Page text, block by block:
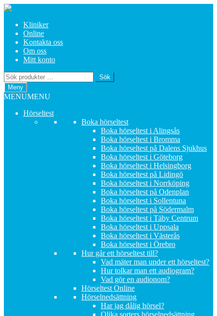
Hoppa
navigering
Hoppa
innehållKliniker
Online
Kontakta oss
Om oss
Mitt konto
Sök
efter:
Sök
Meny
MENUMENU
Hörseltest
Boka hörseltest
Boka hörseltest i Alingsås
Boka hörseltest i Bromma
Boka hörseltest på Dalens Sjukhus
Boka hörseltest i Göteborg
Boka hörseltest i Helsingborg
Boka hörseltest på Lidingö
Boka hörseltest i Norrköping
Boka hörseltest på Odenplan
Boka hörseltest i Sollentuna
Boka hörseltest på Södermalm
Boka hörseltest i Täby Centrum
Boka hörseltest i Uppsala
Boka hörseltest i Västerås
Boka hörseltest i Örebro
Hur går ett hörseltest till?
Vad mäter man under ett hörseltest?
Hur tolkar man ett audiogram?
Vad gör en audionom?
Hörseltest Online
Hörselnedsättning
Har jag dålig hörsel?
Olika sorters hörselnedsättning